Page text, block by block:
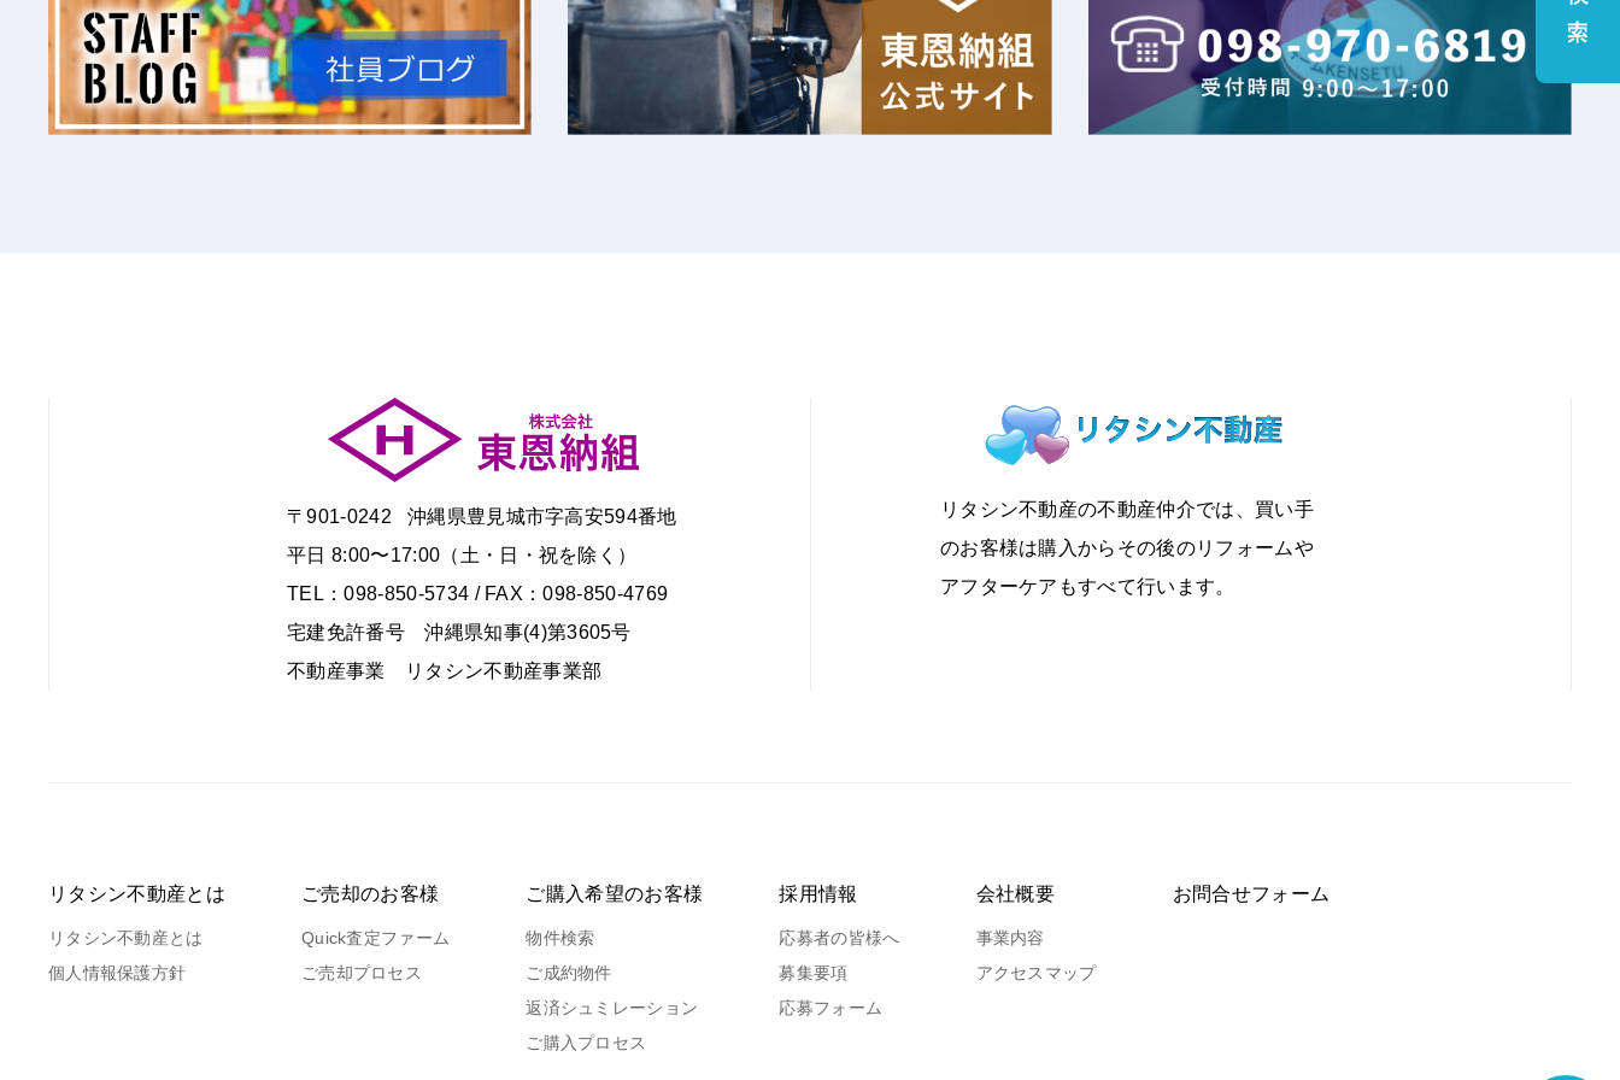
〒901-0242 沖縄県豊見城市字高安594番地
平日 8:00〜17:00（土・日・祝を除く）
TEL：098-850-5734 / FAX：098-850-4769
宅建免許番号 沖縄県知事(4)第3605号
不動産事業 リタシン不動産事業部
リタシン不動産の不動産仲介では、買い手
のお客様は購入からその後のリフォームや
アフターケアもすべて行います。
リタシン不動産とは
リタシン不動産とは
個人情報保護方針
ご売却のお客様
Quick査定ファーム
ご売却プロセス
ご購入希望のお客様
物件検索
ご成約物件
返済シュミレーション
ご購入プロセス
採用情報
応募者の皆様へ
募集要項
応募フォーム
会社概要
事業内容
アクセスマップ
お問合せフォーム